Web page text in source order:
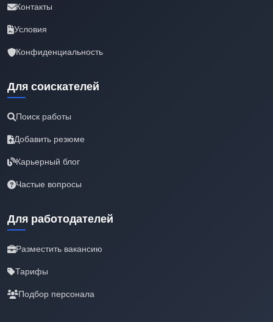
Контакты
Условия
Конфиденциальность
Для соискателей
Поиск работы
Добавить резюме
Карьерный блог
Частые вопросы
Для работодателей
Разместить вакансию
Тарифы
Подбор персонала